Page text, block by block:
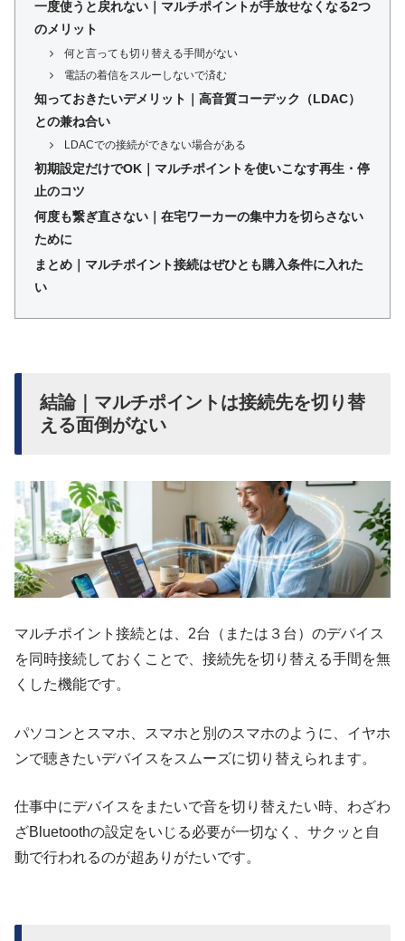
一度使うと戻れない｜マルチポイントが手放せなくなる2つ
のメリット
何と言っても切り替える手間がない
電話の着信をスルーしないで済む
知っておきたいデメリット｜高音質コーデック（LDAC）
との兼ね合い
LDACでの接続ができない場合がある
初期設定だけでOK｜マルチポイントを使いこなす再生・停
止のコツ
何度も繋ぎ直さない｜在宅ワーカーの集中力を切らさない
ために
まとめ｜マルチポイント接続はぜひとも購入条件に入れた
い
結論｜マルチポイントは接続先を切り替
える面倒がない
マルチポイント接続とは、2台（または３台）のデバイス
を同時接続しておくことで、接続先を切り替える手間を無
くした機能です。
パソコンとスマホ、スマホと別のスマホのように、イヤホ
ンで聴きたいデバイスをスムーズに切り替えられます。
仕事中にデバイスをまたいで音を切り替えたい時、わざわ
ざBluetoothの設定をいじる必要が一切なく、サクッと自
動で行われるのが超ありがたいです。